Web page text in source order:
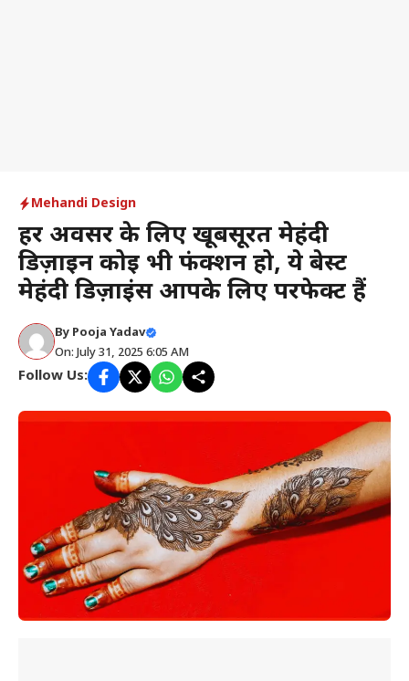
Mehandi Design
हर अवसर के लिए खूबसूरत मेहंदी
डिज़ाइन कोई भी फंक्शन हो, ये बेस्ट
मेहंदी डिज़ाइंस आपके लिए परफेक्ट हैं
By Pooja Yadav
On: July 31, 2025 6:05 AM
Follow Us: